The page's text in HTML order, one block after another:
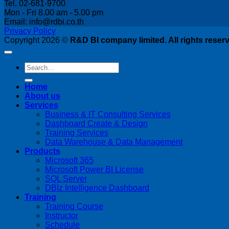
Tel. 02-681-9700
Mon - Fri 8.00 am - 5.00 pm
Email: info@rdbi.co.th
Privacy Policy
Copyright 2026 © R&D BI company limited. All rights
Home
About us
Services
Business & IT Consulting Services
Dashboard Create & Design
Training Services
Data Warehouse & Data Management
Products
Microsoft 365
Microsoft Power BI License
SQL Server
DBIz Intelligence Dashboard
Training
Training Course
Instructor
Schedule